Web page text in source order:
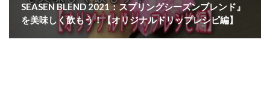
SEASEN BLEND 2021：スプリングシーズンブレンド』
を美味しく飲もう！【オリジナルドリップレシピ編】